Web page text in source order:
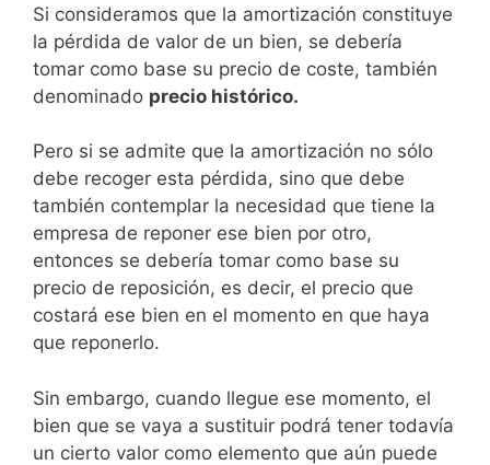
Si consideramos que la amortización constituye
la pérdida de valor de un bien, se debería
tomar como base su precio de coste, también
denominado precio histórico.
Pero si se ad­mite que la amortización no sólo
debe recoger esta pérdida, sino que debe
también contemplar la necesidad que tiene la
empresa de reponer ese bien por otro,
entonces se debería tomar como base su
precio de reposición, es decir, el precio que
costará ese bien en el momento en que haya
que repo­nerlo.
Sin embargo, cuando llegue ese momento, el
bien que se vaya a sustituir podrá tener todavía
un cierto valor como elemento que aún puede